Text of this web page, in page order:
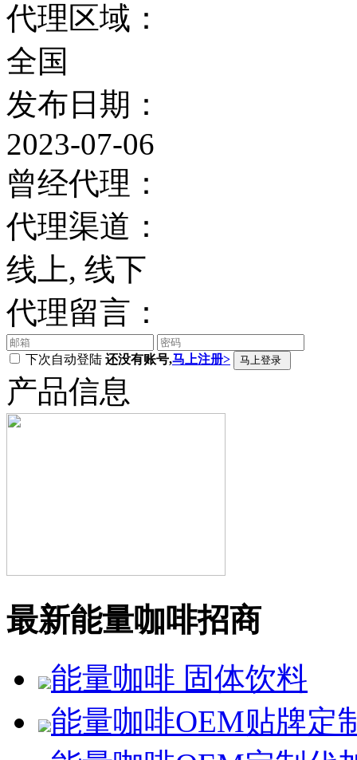
代理区域：
全国
发布日期：
2023-07-06
曾经代理：
代理渠道：
线上, 线下
代理留言：
下次自动登陆 还没有账号,马上注册>
产品信息
最新能量咖啡招商
能量咖啡 固体饮料
能量咖啡OEM贴牌定